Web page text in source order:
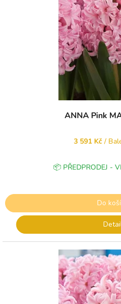
ANNA Pink
3 591 Kč /
📦 PŘEDPRODEJ -
Do